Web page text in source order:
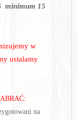
minimum 15
w
ustalamy
na